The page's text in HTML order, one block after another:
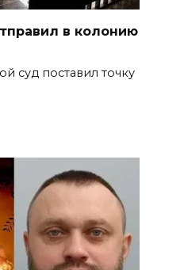
в колонию
суд поставил точку